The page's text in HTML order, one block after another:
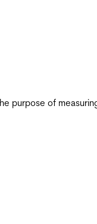
purpose of